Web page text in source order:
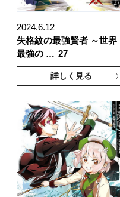
2024.6.12
失格紋の最強賢者 ～世界
最強の … 27
詳しく見る